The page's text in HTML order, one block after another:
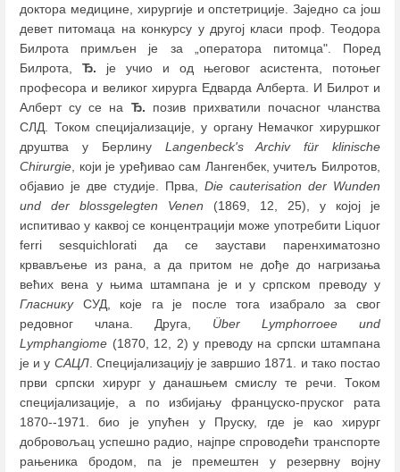
доктора медицине, хирургије и опстетриције. Заједно са још
девет питомаца на конкурсу у другој класи проф. Теодора
Билрота примљен је за „оператора питомца". Поред
Билрота, Ђ. је учио и од његовог асистента, потоњег
професора и великог хирурга Едварда Алберта. И Билрот и
Алберт су се на Ђ. позив прихватили почасног чланства
СЛД. Током специјализације, у органу Немачког хируршког
друштва у Берлину Langenbeck's Archiv für klinische
Chirurgie , који је уређивао сам Лангенбек, учитељ Билротов,
објавио је две студије. Прва, Die cauterisation der Wunden
und der blossgelеgten Venen (1869, 12, 25), у којој је
испитивао у каквој се концентрацији може употребити Liquor
ferri sesquichlorati да се заустави паренхиматозно
крвављење из рана, а да притом не дође до нагризања
већих вена у њима штампана је и у српском преводу у
ГласникуСУД, које га је после тога изабрало за свог
редовног члана. Друга, Über Lymphorroee und
Lymphangiome (1870, 12, 2) у преводу на српски штампана
је и у САЦЛ. Специјализацију је завршио 1871. и тако постао
први српски хирург у данашњем смислу те речи. Током
специјализације, а по избијању француско-пруског рата
1870--1971. био је упућен у Пруску, где је као хирург
добровољац успешно радио, најпре спроводећи транспорте
рањеника бродом, па је премештен у резервну војну